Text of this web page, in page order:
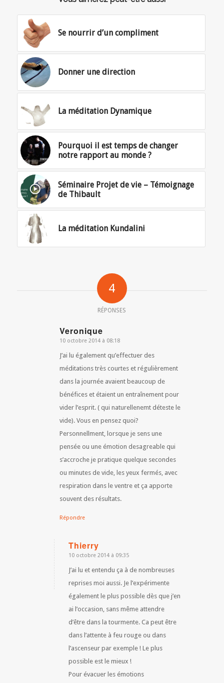
Se nourrir d’un compliment
Donner une direction
La méditation Dynamique
Pourquoi il est temps de changer
notre rapport au monde ?
Séminaire Projet de vie – Témoignage
de Thibault
La méditation Kundalini
4
RÉPONSES
Veronique
dit
10 octobre 2014 à 08:18
J’ai lu également qu’effectuer des
méditations très courtes et régulièrement
dans la journée avaient beaucoup de
bénéfices et étaient un entraînement pour
vider l’esprit. ( qui naturellenemt déteste le
vide). Vous en pensez quoi?
Personnellment, lorsque je sens une
pensée ou une émotion desagreable qui
s’accroche je pratique quelque secondes
ou minutes de vide, les yeux fermés, avec
respiration dans le ventre et ça apporte
souvent des résultats.
Répondre
Thierry
dit
10 octobre 2014 à 09:35
J’ai lu et entendu ça à de nombreuses
reprises moi aussi. Je l’expérimente
également le plus possible dès que j’en
ai l’occasion, sans même attendre
d’être dans la tourmente. Ca peut être
dans l’attente à feu rouge ou dans
l’ascenseur par exemple ! Le plus
possible est le mieux !
Pour évacuer les émotions